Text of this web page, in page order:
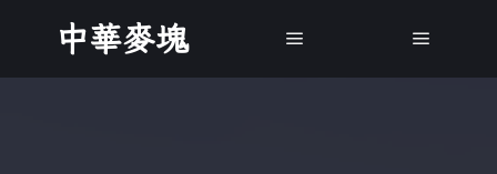
中華麥塊